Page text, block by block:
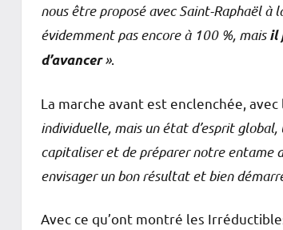
nous être proposé avec Saint-Raphaël à
évidemment pas encore à 100 %, maisil
d’avancer».
La marche avant est enclenchée,
individuelle, mais un état d’esprit
capitaliser et de préparer notre entame
envisager un bon résultat et bien
Avec ce qu’ont montré les